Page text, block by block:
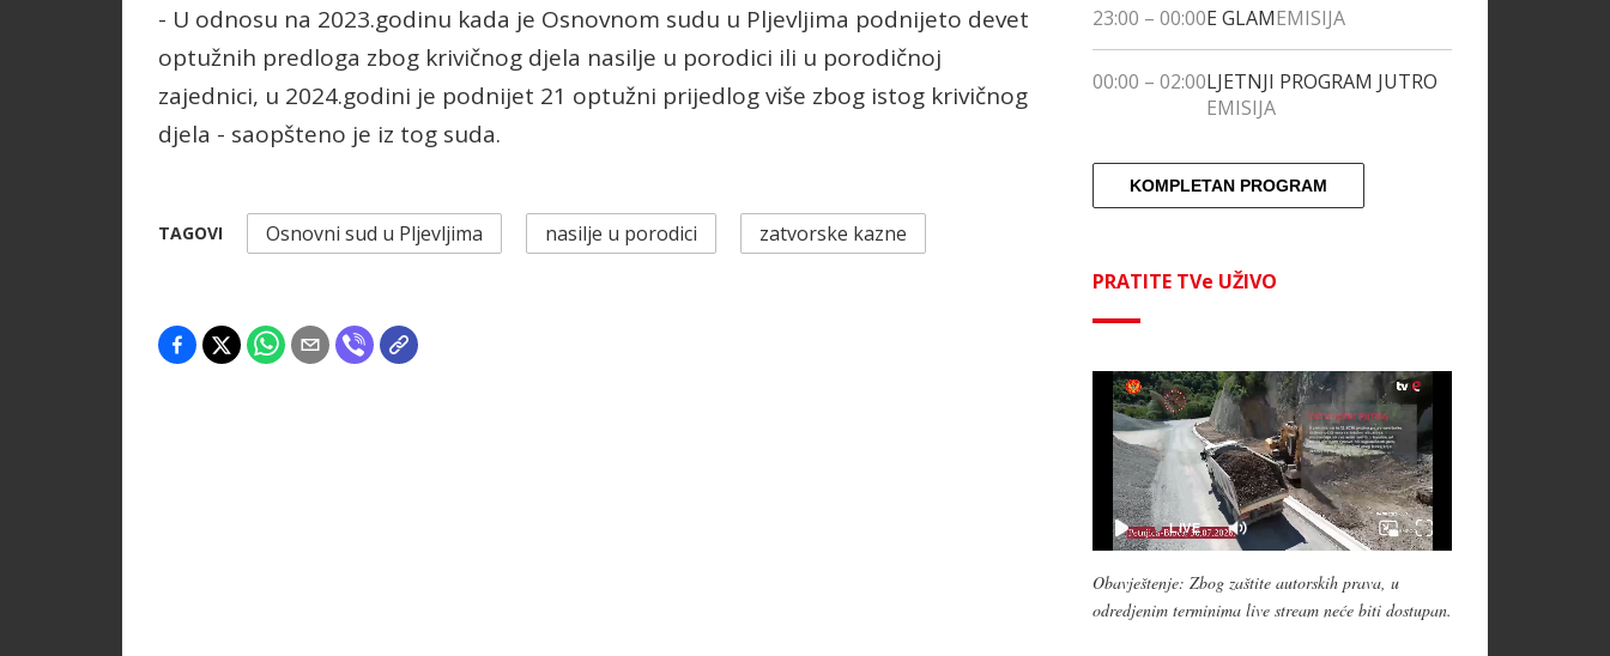
- U odnosu na 2023.godinu kada je Osnovnom sudu u Pljevljima podnijeto devet
optužnih predloga zbog krivičnog djela nasilje u porodici ili u porodičnoj
zajednici, u 2024.godini je podnijet 21 optužni prijedlog više zbog istog krivičnog
djela - saopšteno je iz tog suda.
TAGOVI Osnovni sud u Pljevljima nasilje u porodici zatvorske kazne
23:00 – 00:00E GLAMEMISIJA
00:00 – 02:00LJETNJI PROGRAM JUTRO
EMISIJA
KOMPLETAN PROGRAM
PRATITE TVe UŽIVO
Obavještenje: Zbog zaštite autorskih prava, u
odredjenim terminima live stream neće biti dostupan.